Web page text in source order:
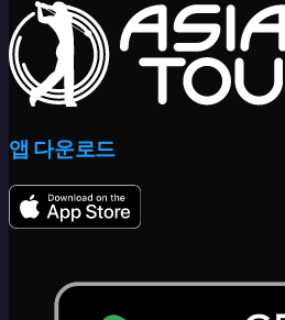
앱 다운로드